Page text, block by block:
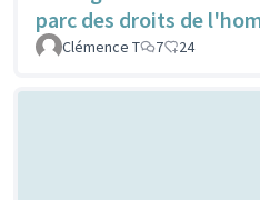
parc des droits de
Clémence T
7 24